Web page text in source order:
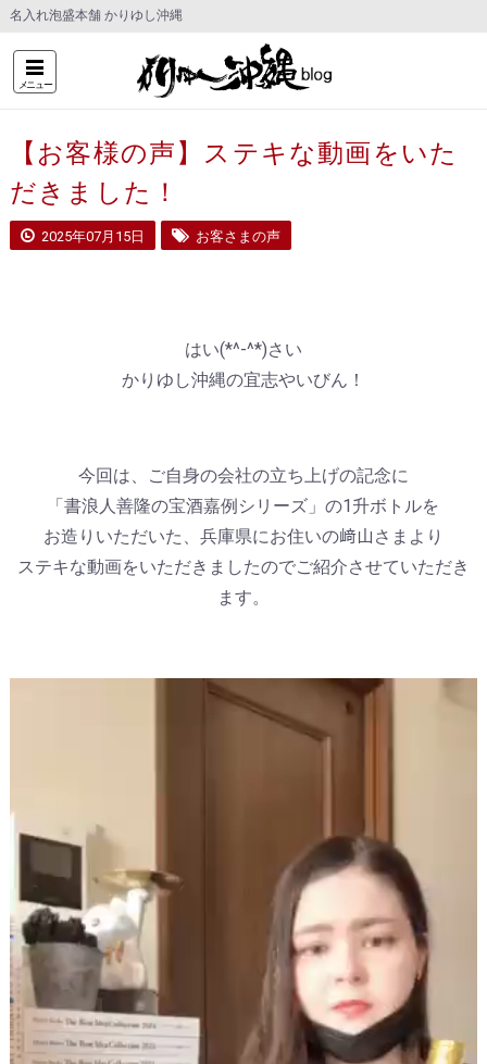
名入れ泡盛本舗 かりゆし沖縄
メニュー
【お客様の声】ステキな動画をいた
だきました！
2025年07月15日 お客さまの声
はい(*^-^*)さい
かりゆし沖縄の宜志やいびん！
今回は、ご自身の会社の立ち上げの記念に
「書浪人善隆の宝酒嘉例シリーズ」の1升ボトルを
お造りいただいた、兵庫県にお住いの﨑山さまより
ステキな動画をいただきましたのでご紹介させていただき
ます。